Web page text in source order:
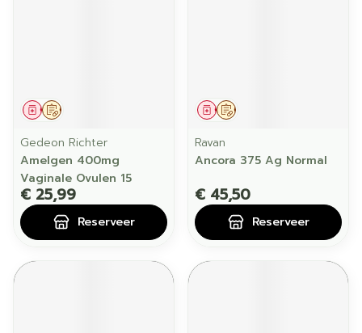
Op voorschrift
Geneesmiddel
Gedeon Richter
Amelgen 400mg
Vaginale Ovulen 15
€ 25,99
Reserveer
Op voorschrift
Geneesmiddel
Ravan
Ancora 375 Ag Normal
€ 45,50
Reserveer